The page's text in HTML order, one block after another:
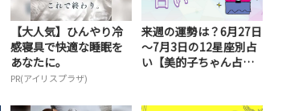
【大人気】ひんやり冷
感寝具で快適な睡眠を
あなたに。
PR(アイリスプラザ)
来週の運勢は？6月27日
～7月3日の12星座別占
い【美的子ちゃん占